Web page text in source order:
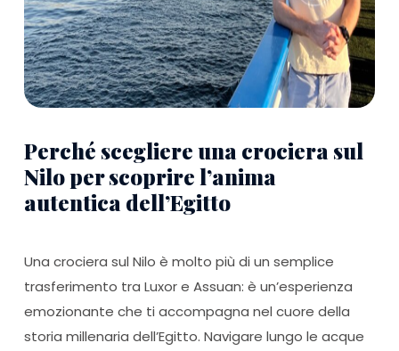
Perché scegliere una crociera sul
Nilo per scoprire l’anima
autentica dell’Egitto
Una crociera sul Nilo è molto più di un semplice
trasferimento tra Luxor e Assuan: è un’esperienza
emozionante che ti accompagna nel cuore della
storia millenaria dell’Egitto. Navigare lungo le acque